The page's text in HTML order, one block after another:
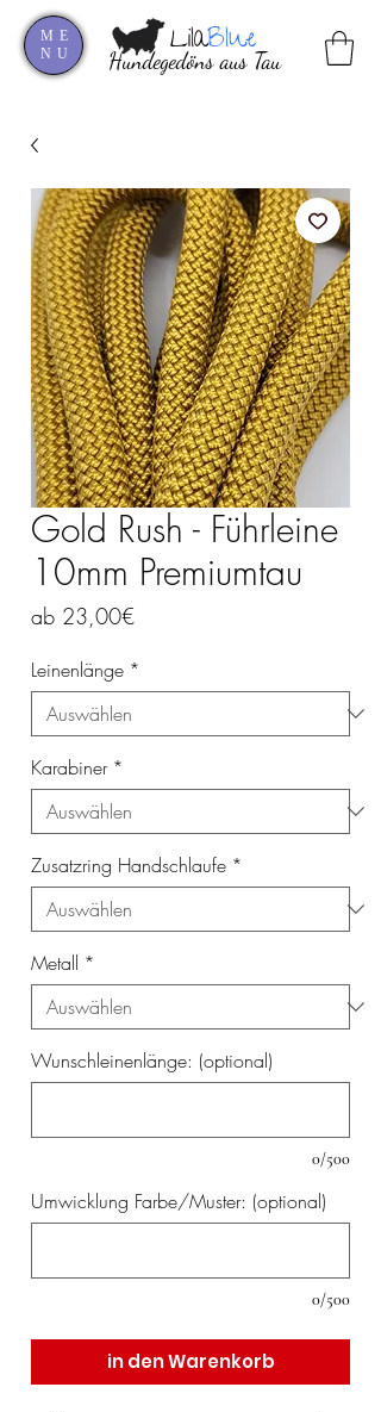
Hundegedöns aus Tau
LilaBlue
ME
NU
Gold Rush - Führleine
10mm Premiumtau
ab 23,00€
Leinenlänge *
Karabiner *
Zusatzring Handschlaufe *
Metall *
Wunschleinenlänge: (optional)
0/500
Umwicklung Farbe/Muster: (optional)
0/500
in den Warenkorb